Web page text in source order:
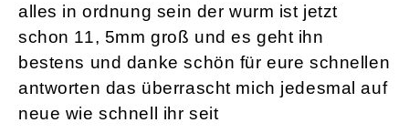
alles in ordnung sein der wurm ist jetzt
schon 11, 5mm groß und es geht ihn
bestens und danke schön für eure schnellen
antworten das überrascht mich jedesmal auf
neue wie schnell ihr seit